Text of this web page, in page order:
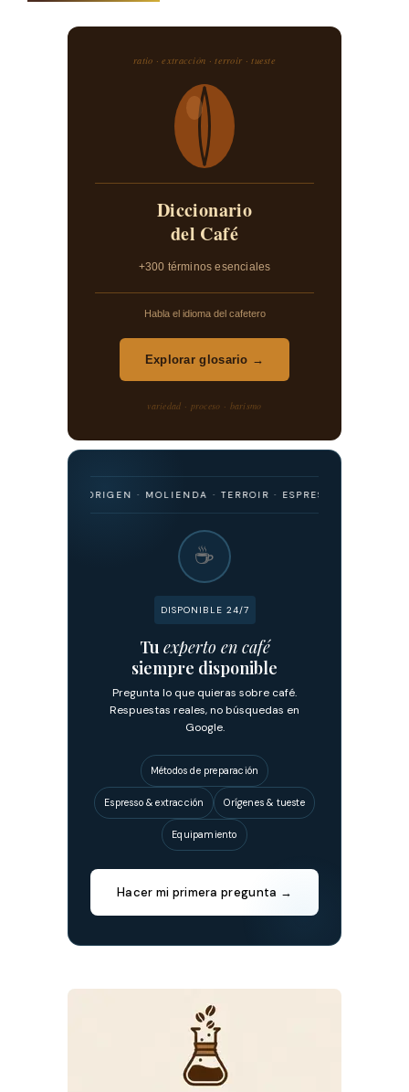
ratio · extracción · terroir · tueste
Diccionario
del Café
+300 términos esenciales
Habla el idioma del cafetero
Explorar glosario →
variedad · proceso · barismo
· ORIGEN · MOLIENDA · TERROIR · ESPRESSO · FILTRADO ·
☕
DISPONIBLE 24/7
Tu experto en café
siempre disponible
Pregunta lo que quieras sobre café.
Respuestas reales, no búsquedas en
Google.
Métodos de preparación
Espresso & extracción Orígenes & tueste
Equipamiento
Hacer mi primera pregunta →